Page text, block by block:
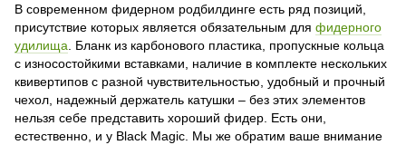
В современном фидерном родбилдинге есть ряд позиций,
присутствие которых является обязательным для фидерного
удилища. Бланк из карбонового пластика, пропускные кольца
с износостойкими вставками, наличие в комплекте нескольких
квивертипов с разной чувствительностью, удобный и прочный
чехол, надежный держатель катушки – без этих элементов
нельзя себе представить хороший фидер. Есть они,
естественно, и у Black Magic. Мы же обратим ваше внимание